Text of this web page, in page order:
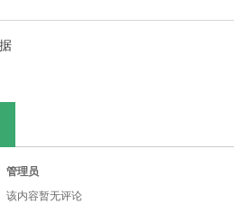
管理员
该内容暂无评论